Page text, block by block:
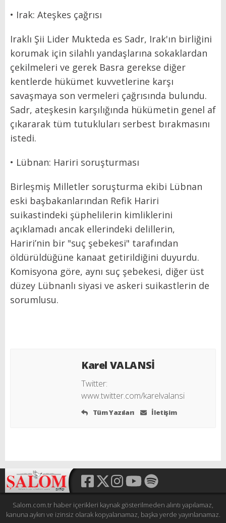
• Irak: Ateşkes çağrısı
Iraklı Şii Lider Mukteda es Sadr, Irak'ın birliğini
korumak için silahlı yandaşlarına sokaklardan
çekilmeleri ve gerek Basra gerekse diğer
kentlerde hükümet kuvvetlerine karşı
savaşmaya son vermeleri çağrısında bulundu.
Sadr, ateşkesin karşılığında hükümetin genel af
çıkararak tüm tutukluları serbest bırakmasını
istedi.
• Lübnan: Hariri soruşturması
Birleşmiş Milletler soruşturma ekibi Lübnan
eski başbakanlarından Refik Hariri
suikastindeki şüphelilerin kimliklerini
açıklamadı ancak ellerindeki delillerin,
Hariri’nin bir "suç şebekesi" tarafından
öldürüldüğüne kanaat getirildiğini duyurdu.
Komisyona göre, aynı suç şebekesi, diğer üst
düzey Lübnanlı siyasi ve askeri suikastlerin de
sorumlusu.
Karel VALANSİ
Twitter:
www.twitter.com/karelvalansi
Tüm Yazıları İletişim
Salom.com.tr haber içerikleri kaynak gösterilmeden alıntı yapılamaz,
kanuna aykırı ve izinsiz olarak kopyalanamaz, başka yerde yayınlanamaz.